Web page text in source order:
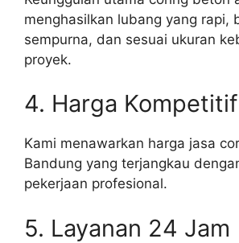
menghasilkan lubang yang rapi,
sempurna, dan sesuai ukuran
proyek.
4. Harga Kompetitif
Kami menawarkan harga jasa
Bandung yang terjangkau
pekerjaan profesional.
5. Layanan 24 Jam